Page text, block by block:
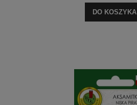
DO KOSZYKA